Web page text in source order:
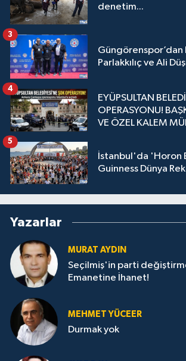
denetim...
Güngörenspor’dan
Parlakkılıç ve Ali
3
EYÜPSULTAN
OPERASYONU!
VE ÖZEL KALEM
4
İstanbul'da 'Horon
Guinness Dünya
5
Yazarlar
MURAT AYDIN
Seçilmiş'in parti
Emanetine İhanet!
MEHMET YÜCEER
Durmak yok